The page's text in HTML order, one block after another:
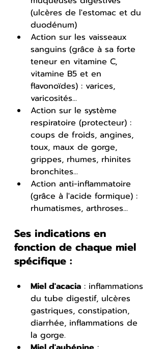
(ulcères de l'estomac et du
duodénum)
Action sur les vaisseaux
sanguins (grâce à sa forte
teneur en vitamine C,
vitamine B5 et en
flavonoïdes) : varices,
varicosités...
Action sur le système
respiratoire (protecteur) :
coups de froids, angines,
toux, maux de gorge,
grippes, rhumes, rhinites
bronchites...
Action anti-inflammatoire
(grâce à l'acide formique) :
rhumatismes, arthroses...
Ses indications en
fonction de chaque miel
spécifique :
Miel d'acacia : inflammations
du tube digestif, ulcères
gastriques, constipation,
diarrhée, inflammations de
la gorge.